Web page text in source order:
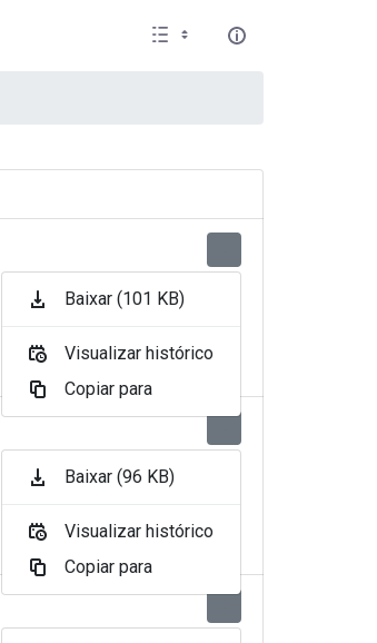
Baixar (101 KB)
Visualizar histórico
Copiar para
Baixar (96 KB)
Visualizar histórico
Copiar para